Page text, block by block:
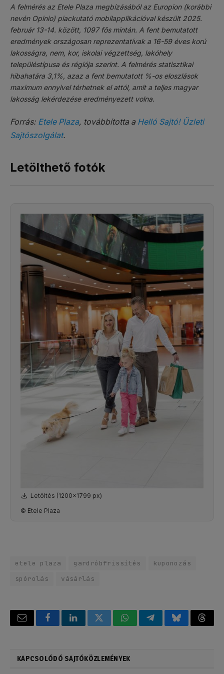
A felmérés az Etele Plaza megbízásából az Europion (korábbi
nevén Opinio) piackutató mobilapplikációval készült 2025.
február 13-14. között, 1097 fős mintán. A fent bemutatott
eredmények országosan reprezentatívak a 16-59 éves korú
lakosságra, nem, kor, iskolai végzettség, lakóhely
településtípusa és régiója szerint. A felmérés statisztikai
hibahatára 3,1%, azaz a fent bemutatott %-os eloszlások
maximum ennyivel térhetnek el attól, amit a teljes magyar
lakosság lekérdezése eredményezett volna.
Forrás: Etele Plaza, továbbította a Helló Sajtó! Üzleti
Sajtószolgálat.
Letölthető fotók
Letöltés (1200x1799 px)
© Etele Plaza
etele plaza gardróbfrissítés
kuponozás
spórolás
vásárlás
Email FacebookLinkedInTwitterWhatsAppTelegramBluesky
KAPCSOLÓDÓ SAJTÓKÖZLEMÉNYEK